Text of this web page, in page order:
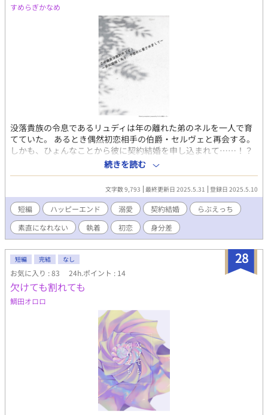
すめらぎかなめ
没落貴族の令息であるリュディは年の離れた弟のネルを一人で育
てていた。 あるとき偶然初恋相手の伯爵・セルヴェと再会する。
しかも、ひょんなことから彼に契約結婚を申し込まれて……！？
自分に想いなんてないはずなのに、セルヴェとの結婚生活は驚く
ほどに甘くて幸せで……！ ■掲載先→アルファポリス（先行公
開）、ムーンライトノベルズ ※３万文字程度の短いお話です。
続きを読む
文字数 9,793 最終更新日 2025.5.31 登録日 2025.5.10
短編 ハッピーエンド 溺愛 契約結婚
らぶえっち
素直になれない
執着 初恋 身分差
28
短編 完結 なし
お気に入り : 83 24h.ポイント : 14
欠けても割れても
鯛田オロロ